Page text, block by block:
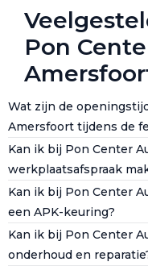
Pon
Wat zijn de
Amersfoort tijdens de
Kan ik bij Pon Center
werkplaatsafspraak
Kan ik bij Pon Center
een APK-keuring?
Kan ik bij Pon Center
onderhoud en